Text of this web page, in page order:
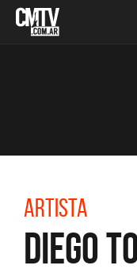
Artista
Diego